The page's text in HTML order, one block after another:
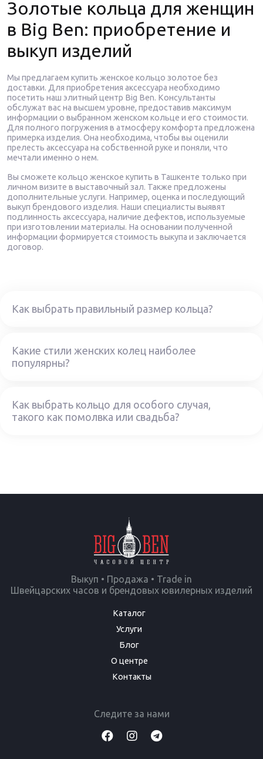
Золотые кольца для женщин
в Big Ben: приобретение и
выкуп изделий
Мы предлагаем купить женское кольцо золотое без
доставки. Для приобретения аксессуара необходимо
посетить наш элитный центр Big Ben. Консультанты
обслужат вас на высшем уровне, предоставив максимум
информации о выбранном женском кольце и его стоимости.
Для полного погружения в атмосферу комфорта предложена
примерка изделия. Она необходима, чтобы вы оценили
прелесть аксессуара на собственной руке и поняли, что
мечтали именно о нем.
Вы сможете кольцо женское купить в Ташкенте только при
личном визите в выставочный зал. Также предложены
дополнительные услуги. Например, оценка и последующий
выкуп брендового изделия. Наши специалисты выявят
подлинность аксессуара, наличие дефектов, используемые
при изготовлении материалы. На основании полученной
информации формируется стоимость выкупа и заключается
договор.
Как выбрать правильный размер кольца?
Какие стили женских колец наиболее
популярны?
Как выбрать кольцо для особого случая,
такого как помолвка или свадьба?
Выкуп • Продажа • Trade in
Швейцарских часов и брендовых ювилерных изделий
Каталог
Услуги
Блог
О центре
Контакты
Следите за нами